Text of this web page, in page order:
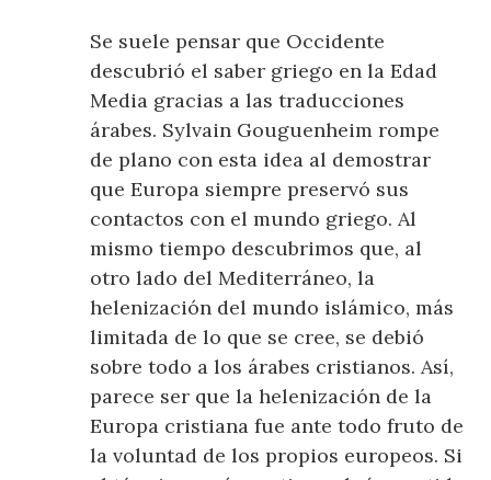
Se suele pensar que Occidente
descubrió el saber griego en la Edad
Media gracias a las traducciones
árabes. Sylvain Gouguenheim rompe
de plano con esta idea al demostrar
que Europa siempre preservó sus
contactos con el mundo griego. Al
mismo tiempo descubrimos que, al
otro lado del Mediterráneo, la
helenización del mundo islámico, más
limitada de lo que se cree, se debió
sobre todo a los árabes cristianos. Así,
parece ser que la helenización de la
Europa cristiana fue ante todo fruto de
la voluntad de los propios europeos. Si